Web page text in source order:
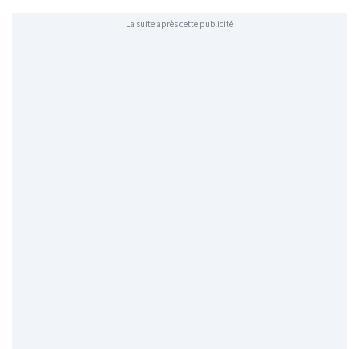
La suite après cette publicité